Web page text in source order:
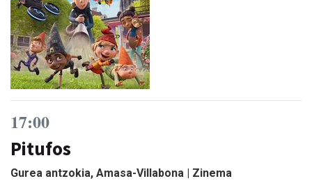
17:00
Pitufos
Gurea antzokia, Amasa-Villabona | Zinema